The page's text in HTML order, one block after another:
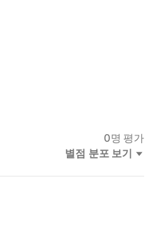
0명 평가
별점 분포 보기